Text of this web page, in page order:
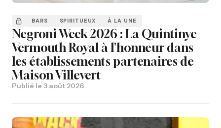
BARS SPIRITUEUX À LA UNE
Negroni Week 2026 : La Quintinye
Vermouth Royal à l'honneur dans
les établissements partenaires de
Maison Villevert
Publié le 3 août 2026